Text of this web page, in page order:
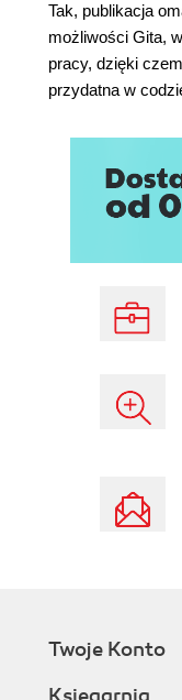
głównej
Zadanie
gałąź
często
Zadanie
funkcji
pojawią
Rozdział 5.
Jak Git to
Spróbuj
Konflikty
Nadpisywanie
Tak, publikacja
możliwości Gita,
pracy, dzięki
przydatna w
Twoje Konto